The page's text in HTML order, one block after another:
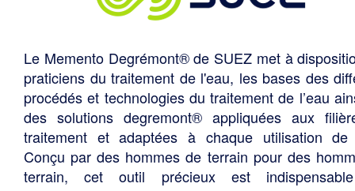
Le Memento Degrémont® de SUEZ met à
praticiens du traitement de l'eau, les bases des
procédés et technologies du traitement de l’eau
des solutions degremont® appliquées aux
traitement et adaptées à chaque utilisation de
Conçu par des hommes de terrain pour des
terrain, cet outil précieux est